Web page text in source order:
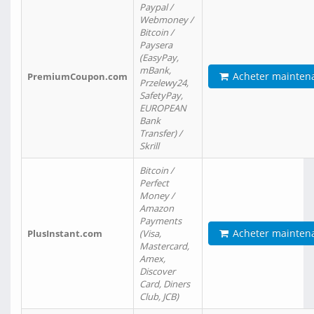
PremiumCoupon.com
Paypal /
Webmoney /
Bitcoin /
Paysera
(EasyPay,
mBank,
Przelewy24,
SafetyPay,
EUROPEAN
Bank
Transfer) /
Skrill
Acheter
PlusInstant.com
Bitcoin /
Perfect
Money /
Amazon
Payments
(Visa,
Mastercard,
Amex,
Discover
Card, Diners
Club, JCB)
Acheter